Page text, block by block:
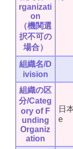
rganizati
on
（機関選
択不可の
場合）
組織名/D
ivision
組織の区
分/Categ
ory of F
unding
Organiz
ation
日
e